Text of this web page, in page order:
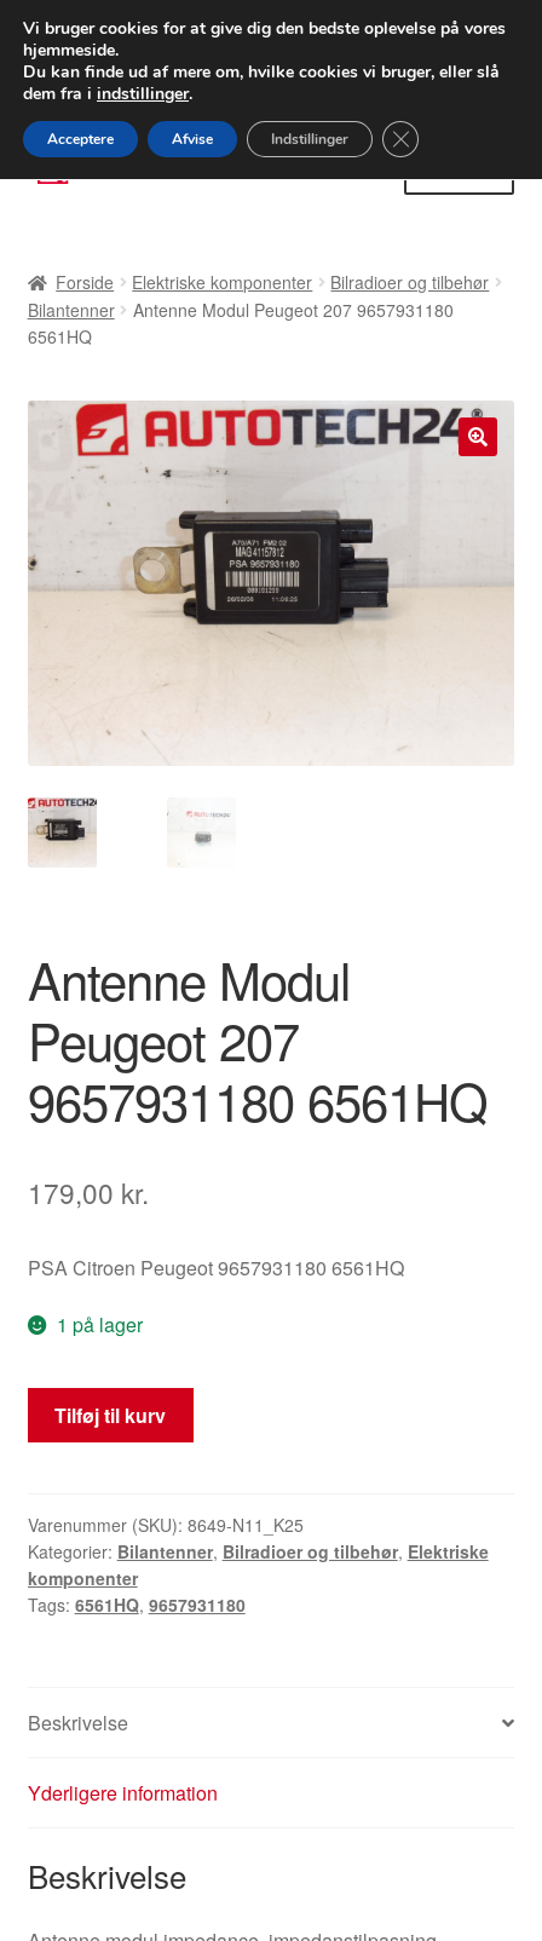
LEVERING fra 55 kr.
FEDEX verdensomspændende forsendelse
80 82 72 02
Spring
til
Spring
til
Betalinger
Klage
Kontakte
Kurv
Levering
Om os
Forside Elektriske komponenter
Bilradioer og tilbehør
Bilantenner
Antenne Modul Peugeot 207 9657931180
6561HQ
Antenne Modul
Peugeot 207
9657931180 6561HQ
179,00 kr.
PSA Citroen Peugeot 9657931180 6561HQ
1 på lager
Antenne
Modul
9657931180
6561HQ
antal
Tilføj til kurv
Varenummer (SKU): 8649-N11_K25
Kategorier: Bilantenner, Bilradioer og tilbehør, Elektriske
komponenter
Tags: 6561HQ, 9657931180
Beskrivelse
Yderligere information
Beskrivelse
Vi bruger cookies for at give dig den bedste oplevelse på vores
hjemmeside.
Du kan finde ud af mere om, hvilke cookies vi bruger, eller slå
dem fra i indstillinger.
Acceptere Afvise Indstillinger Close GDPR